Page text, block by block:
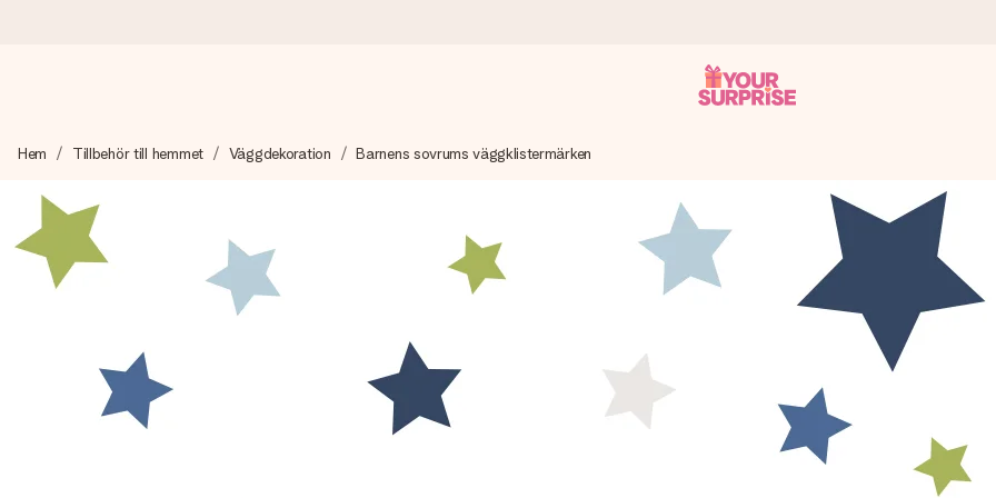
Vi skapar din gåva med omsorg och skickar den blixtsnabbt – så att du kan ge den i precis rätt tid, när det betyder som mest.
4,6 (baserat på +15 000 recensioner)
Våra gåvor inspirerar. Kunder ger oss 4,6 på Google Reviews.
Gratis hälsning
Skapa något unikt med bara några få steg – med hennes namn, ditt foto eller ett meddelande som verkligen berör hennes hjärta.
Hem Tillbehör till hemmet Väggdekoration Barnens sovrums väggklistermärken